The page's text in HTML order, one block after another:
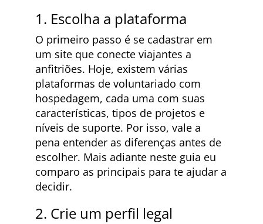
1. Escolha a plataforma
O primeiro passo é se cadastrar em
um site que conecte viajantes a
anfitriões. Hoje, existem várias
plataformas de voluntariado com
hospedagem, cada uma com suas
características, tipos de projetos e
níveis de suporte. Por isso, vale a
pena entender as diferenças antes de
escolher. Mais adiante neste guia eu
comparo as principais para te ajudar a
decidir.
2. Crie um perfil legal